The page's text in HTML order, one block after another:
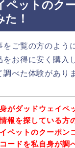
ペットのク
！
ご覧の方のよう
をお得に安く購入
べた体験があり
がダッドウェイペ
報を探している方
ペットのクーポン
ードを私自身が調